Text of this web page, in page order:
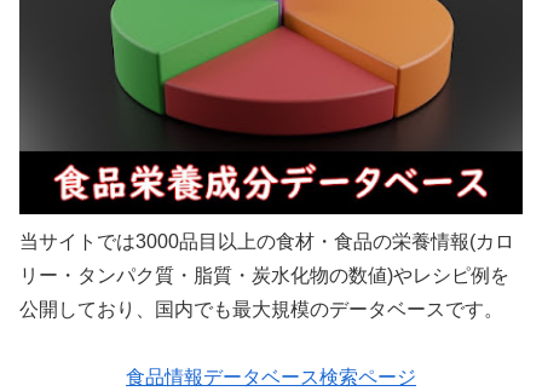
当サイトでは3000品目以上の食材・食品の栄養情報(カロ
リー・タンパク質・脂質・炭水化物の数値)やレシピ例を
公開しており、国内でも最大規模のデータベースです。
食品情報データベース検索ページ